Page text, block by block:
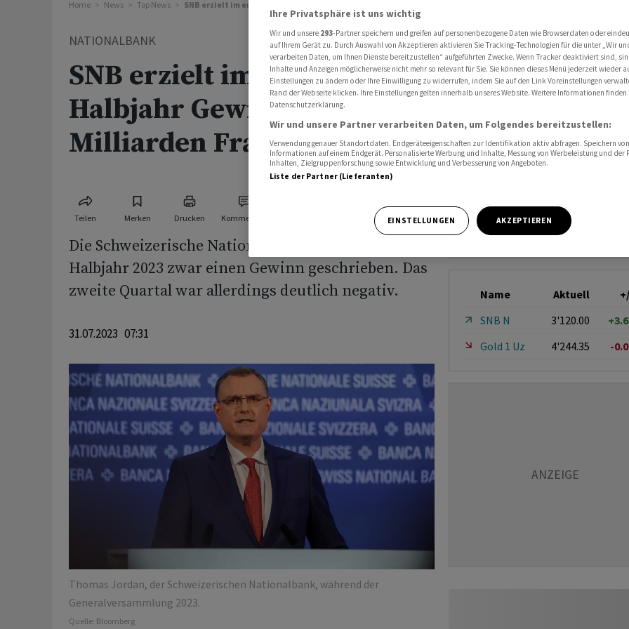
Home News Top News SNB erzielt im ersten Halbjahr Gewinn von 13,7 Milliarden Franken
NATIONALBANK
SNB erzielt im ersten
Halbjahr Gewinn von 13,7
Milliarden Franken
Teilen Merken Drucken Kommentare
Die Schweizerische Nationalbank hat im ersten
Halbjahr 2023 zwar einen Gewinn geschrieben. Das
zweite Quartal war allerdings deutlich negativ.
31.07.2023 07:31
Thomas Jordan, der Schweizerischen Nationalbank, während der
Generalversammlung 2023.
Quelle: Bloomberg
Name Aktuell
SNB N
3'120.00
Gold 1 Uz
4'244.35 -
Ihre Privatsphäre ist uns wichtig
Wir und unsere 293-Partner speichern und greifen auf personenbezogene Daten wie Browserdaten oder
auf Ihrem Gerät zu. Durch Auswahl von Akzeptieren aktivieren Sie Tracking-Technologien für die unter „Wir
verarbeiten Daten, um Ihnen Dienste bereitzustellen“ aufgeführten Zwecke. Wenn Tracker deaktiviert sind,
Inhalte und Anzeigen möglicherweise nicht mehr so relevant für Sie. Sie können dieses Menü jederzeit wieder
Einstellungen zu ändern oder Ihre Einwilligung zu widerrufen, indem Sie auf den Link Voreinstellungen
Rand der Webseite klicken. Ihre Einstellungen gelten innerhalb unseres Website. Weitere Informationen finden
Datenschutzerklärung.
Wir und unsere Partner verarbeiten Daten, um Folgendes bereitzustellen:
Verwendung genauer Standortdaten. Endgeräteeigenschaften zur Identifikation aktiv abfragen. Speichern
Informationen auf einem Endgerät. Personalisierte Werbung und Inhalte, Messung von Werbeleistung und der
Inhalten, Zielgruppenforschung sowie Entwicklung und Verbesserung von Angeboten.
Liste der Partner (Lieferanten)
EINSTELLUNGEN AKZEPTIEREN